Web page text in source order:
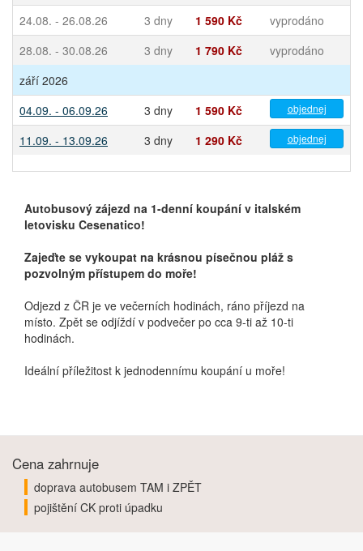
24.08. - 26.08.26 3 dny 1 590 Kč
vyprodáno
28.08. - 30.08.26
3 dny 1 790 Kč
vyprodáno
září 2026
04.09. - 06.09.26
3 dny 1 590 Kč objednej
11.09. - 13.09.26 3 dny 1 290 Kč objednej
Autobusový zájezd na 1-denní koupání v italském
letovisku Cesenatico!
Zajeďte se vykoupat na krásnou písečnou pláž s
pozvolným přístupem do moře!
Odjezd z ČR je ve večerních hodinách, ráno příjezd na
místo. Zpět se odjíždí v podvečer po cca 9-ti až 10-ti
hodinách.
Ideální příležitost k jednodennímu koupání u moře!
Cena zahrnuje
doprava autobusem TAM i ZPĚT
pojištění CK proti úpadku